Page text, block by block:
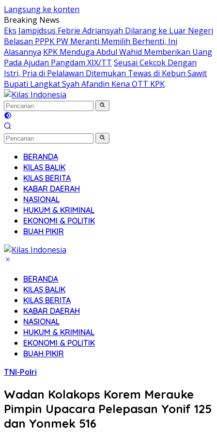
Langsung ke konten
Breaking News
Eks Jampidsus Febrie Adriansyah Dilarang ke Luar Negeri
Belasan PPPK PW Meranti Memilih Berhenti, Ini
Alasannya KPK Menduga Abdul Wahid Memberikan Uang
Pada Ajudan Pangdam XIX/TT Seusai Cekcok Dengan
Istri, Pria di Pelalawan Ditemukan Tewas di Kebun Sawit
Bupati Langkat Syah Afandin Kena OTT KPK
BERANDA
KILAS BALIK
KILAS BERITA
KABAR DAERAH
NASIONAL
HUKUM & KRIMINAL
EKONOMI & POLITIK
BUAH PIKIR
BERANDA
KILAS BALIK
KILAS BERITA
KABAR DAERAH
NASIONAL
HUKUM & KRIMINAL
EKONOMI & POLITIK
BUAH PIKIR
TNI-Polri
Wadan Kolakops Korem Merauke
Pimpin Upacara Pelepasan Yonif 125
dan Yonmek 516